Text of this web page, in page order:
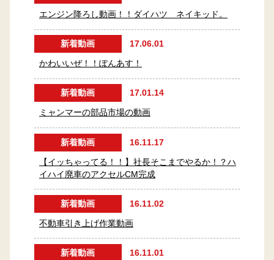
エンジン降ろし動画！！ダイハツ ネイキッド。
新着動画 17.06.01
かわいいぜ！！ぽんあす！
新着動画 17.01.14
ミャンマーの部品市場の動画
新着動画 16.11.17
【イッちゃってる！！】社長そこまでやるか！？ハ
イハイ廃車のアクセルCM完成
新着動画 16.11.02
不動車引き上げ作業動画
新着動画 16.11.01